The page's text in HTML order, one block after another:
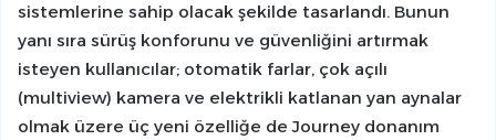
sistemlerine sahip olacak şekilde tasarlandı. Bunun
yanı sıra sürüş konforunu ve güvenliğini artırmak
isteyen kullanıcılar; otomatik farlar, çok açılı
(multiview) kamera ve elektrikli katlanan yan aynalar
olmak üzere üç yeni özelliğe de Journey donanım